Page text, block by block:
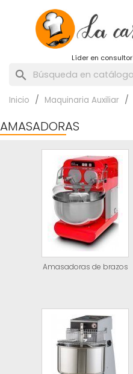
Líder en
search
Inicio Maquinaria Auxiliar
AMASADORAS
Amasadoras de brazos